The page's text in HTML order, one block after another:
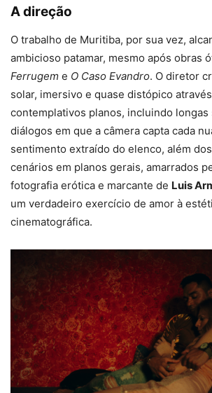
A direção
O trabalho de Muritiba, por sua vez,
ambicioso patamar, mesmo após obras
Ferrugem e O Caso Evandro. O diretor
solar, imersivo e quase distópico
contemplativos planos, incluindo longas
diálogos em que a câmera capta cada
sentimento extraído do elenco, além
cenários em planos gerais, amarrados
fotografia erótica e marcante de Luis
um verdadeiro exercício de amor à
cinematográfica.